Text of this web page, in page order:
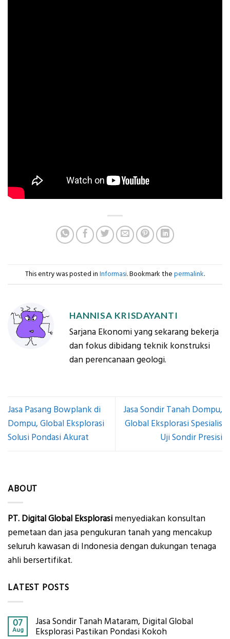
This entry was posted in Informasi. Bookmark the permalink.
HANNISA KRISDAYANTI
Sarjana Ekonomi yang sekarang bekerja
dan fokus dibidang teknik konstruksi
dan perencanaan geologi.
Jasa Pasang Bowplank di
Dompu, Global Eksplorasi
Solusi Pondasi Akurat
Jasa Sondir Tanah Dompu,
Global Eksplorasi Spesialis
Uji Sondir Presisi
ABOUT
PT. Digital Global Eksplorasi menyediakan konsultan
pemetaan dan jasa pengukuran tanah yang mencakup
seluruh kawasan di Indonesia dengan dukungan tenaga
ahli bersertifikat.
LATEST POSTS
07
Aug
Jasa Sondir Tanah Mataram, Digital Global
Eksplorasi Pastikan Pondasi Kokoh